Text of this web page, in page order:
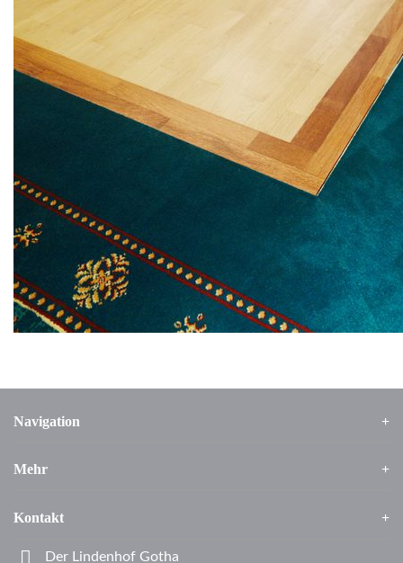
Navigation
Mehr
Kontakt
Der Lindenhof Gotha